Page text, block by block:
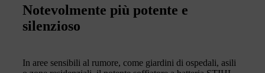
Notevolmente più potente e
silenzioso
In aree sensibili al rumore, come giardini di ospedali, asili